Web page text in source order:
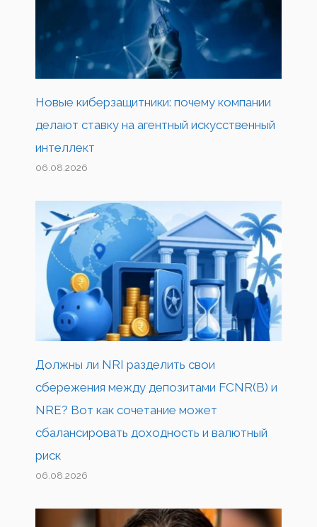
Новые киберзащитники: почему компании
делают ставку на агентный искусственный
интеллект
06.08.2026
Должны ли NRI разделить свои
сбережения между депозитами FCNR(B) и
NRE? Вот как сочетание может
сбалансировать доходность и валютный
риск
06.08.2026